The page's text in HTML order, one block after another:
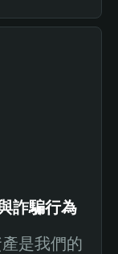
詐騙行為
是我們的